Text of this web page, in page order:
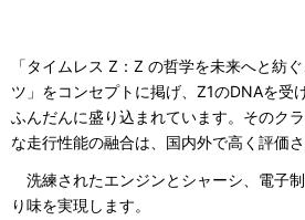
「タイムレス Z：Z の哲学を未来へと紡
ツ」をコンセプトに掲げ、Z1のDNAを受
ふんだんに盛り込まれています。そのク
な走行性能の融合は、国内外で高く評価さ
洗練されたエンジンとシャーシ、電子
り味を実現します。